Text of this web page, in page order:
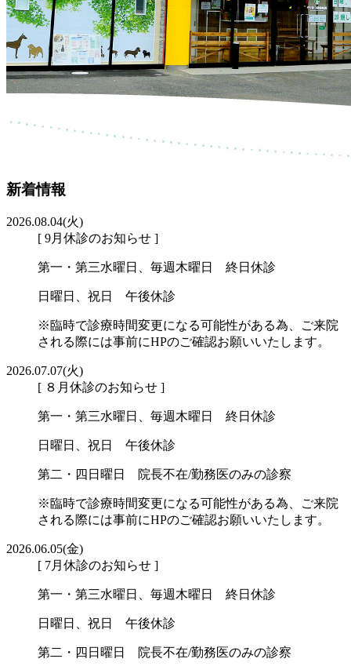
新着情報
2026.08.04(火)
[ 9月休診のお知らせ ]
第一・第三水曜日、毎週木曜日 終日休診
日曜日、祝日 午後休診
※臨時で診療時間変更になる可能性がある為、ご来院
される際には事前にHPのご確認お願いいたします。
2026.07.07(火)
[ ８月休診のお知らせ ]
第一・第三水曜日、毎週木曜日 終日休診
日曜日、祝日 午後休診
第二・四日曜日 院長不在/勤務医のみの診察
※臨時で診療時間変更になる可能性がある為、ご来院
される際には事前にHPのご確認お願いいたします。
2026.06.05(金)
[ 7月休診のお知らせ ]
第一・第三水曜日、毎週木曜日 終日休診
日曜日、祝日 午後休診
第二・四日曜日 院長不在/勤務医のみの診察